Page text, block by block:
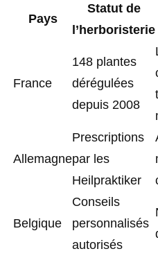
Pays
Statut de
l’herboristerie
France
148 plantes
dérégulées
depuis 2008
Allemagne
Prescriptions
par les
Heilpraktiker
Belgique
Conseils
personnalisés
autorisés